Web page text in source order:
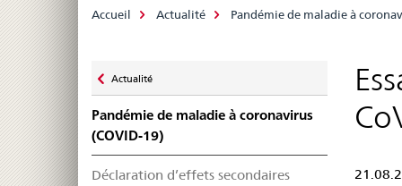
Breadcrumb
Accueil Actualité Pandémie de maladie à
zu
Actualité
Pandémie de maladie à coronavirus
(COVID-19)
Déclaration d’effets secondaires